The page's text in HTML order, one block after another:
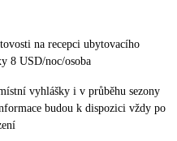
na recepci ubytovacího
8 USD/noc/osoba
vyhlášky i v průběhu sezony
budou k dispozici vždy po